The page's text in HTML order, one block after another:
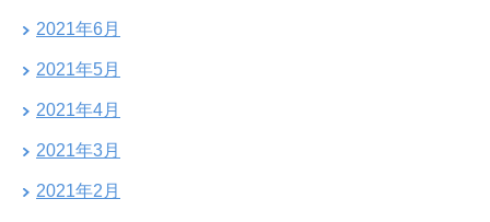
2021年6月
2021年5月
2021年4月
2021年3月
2021年2月